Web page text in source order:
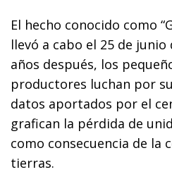
El hecho conocido como
llevó a cabo el 25 de junio
años después, los
productores luchan por
datos aportados por el
grafican la pérdida de
como consecuencia de la
tierras.